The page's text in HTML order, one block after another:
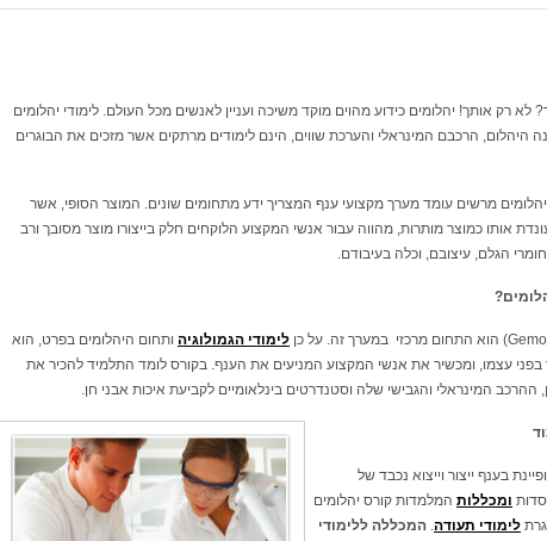
לא רק אותך! יהלומים כידוע מהוים מוקד משיכה ועניין לאנשים מכל העולם. לימודי יהלומים
היהלום, הרכבם המינראלי והערכת שווים, הינם לימודים מרתקים אשר מזכים את הבוגרים
מרשים עומד מערך מקצועי ענף המצריך ידע מתחומים שונים. המוצר הסופי, אשר
אותו כמוצר מותרות, מהווה עבור אנשי המקצוע הלוקחים חלק בייצורו מוצר מסובך ורב
הגלם, עיצובם, וכלה בעיבודם.
לימודי הגמולוגיה ותחום היהלומים בפרט, הוא
בפני עצמו, ומכשיר את אנשי המקצוע המניעים את הענף. בקורס לומד התלמיד להכיר את
המינראלי והגבישי שלה וסטנדרטים בינלאומיים לקביעת איכות אבני חן.
בענף ייצור וייצוא נכבד של
ומכללות המלמדות קורס יהלומים
לימודי תעודה. המכללה ללימודי